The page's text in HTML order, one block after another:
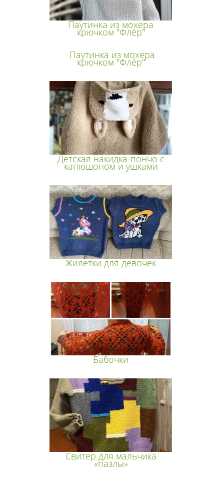
Паутинка из мохера
крючком "Флёр"
Паутинка из мохера
крючком "Флёр"
Детская накидка-пончо с
капюшоном и ушками
Жилетки для девочек
Бабочки
Свитер для мальчика
«пазлы»